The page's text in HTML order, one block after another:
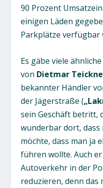
90 Prozent
einigen Läden
Parkplätze verfügbar
Es gäbe viele
von Dietmar
bekannter Händler
der Jägerstraße (
sein Geschäft betritt,
wunderbar dort, dass
möchte, dass man ja
führen wollte. Auch
Autoverkehr in der
reduzieren, denn das